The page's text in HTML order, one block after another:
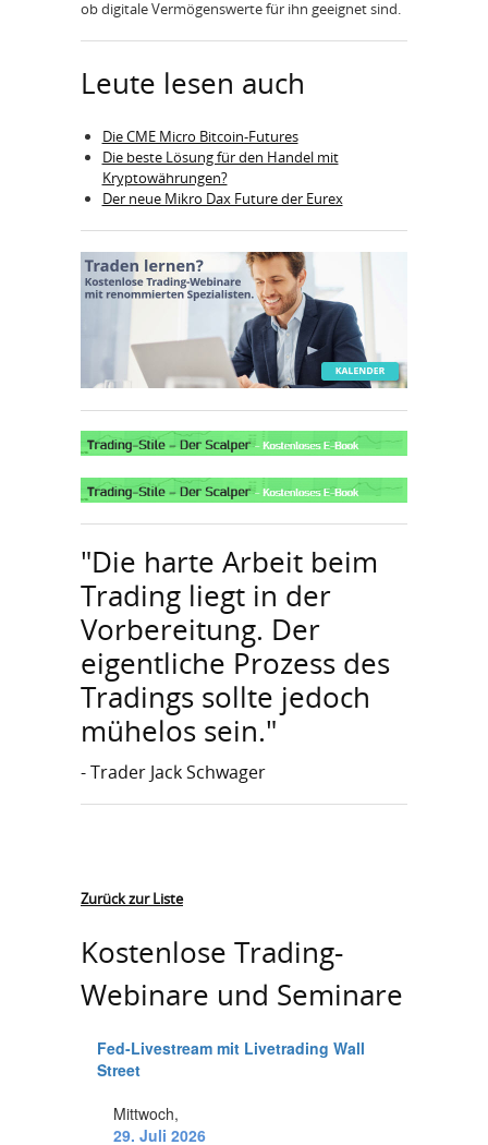
ob digitale Vermögenswerte für ihn geeignet sind.
Leute lesen auch
Die CME Micro Bitcoin-Futures
Die beste Lösung für den Handel mit
Kryptowährungen?
Der neue Mikro Dax Future der Eurex
"Die harte Arbeit beim
Trading liegt in der
Vorbereitung. Der
eigentliche Prozess des
Tradings sollte jedoch
mühelos sein."
- Trader Jack Schwager
Zurück zur Liste
Kostenlose Trading-
Webinare und Seminare